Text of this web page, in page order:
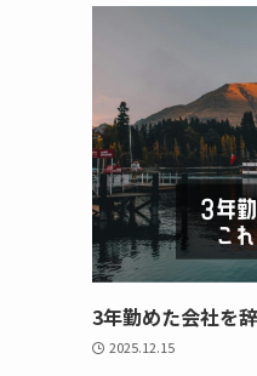
3年勤めた会社を
2025.12.15